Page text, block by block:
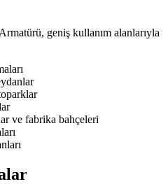
geniş kullanım alanlarıyla
ve fabrika bahçeleri